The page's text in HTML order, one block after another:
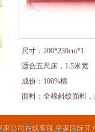
尺寸：200*230cm*1
适合五尺床，1.5米宽
成份：100%棉
面料：全棉斜纹面料
家公司在线客服,皇家国际开